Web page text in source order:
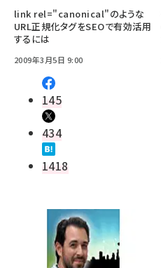
link rel="canonical"のような
URL正規化タグをSEOで有効活用
するには
2009年3月5日 9:00
145
434
1418